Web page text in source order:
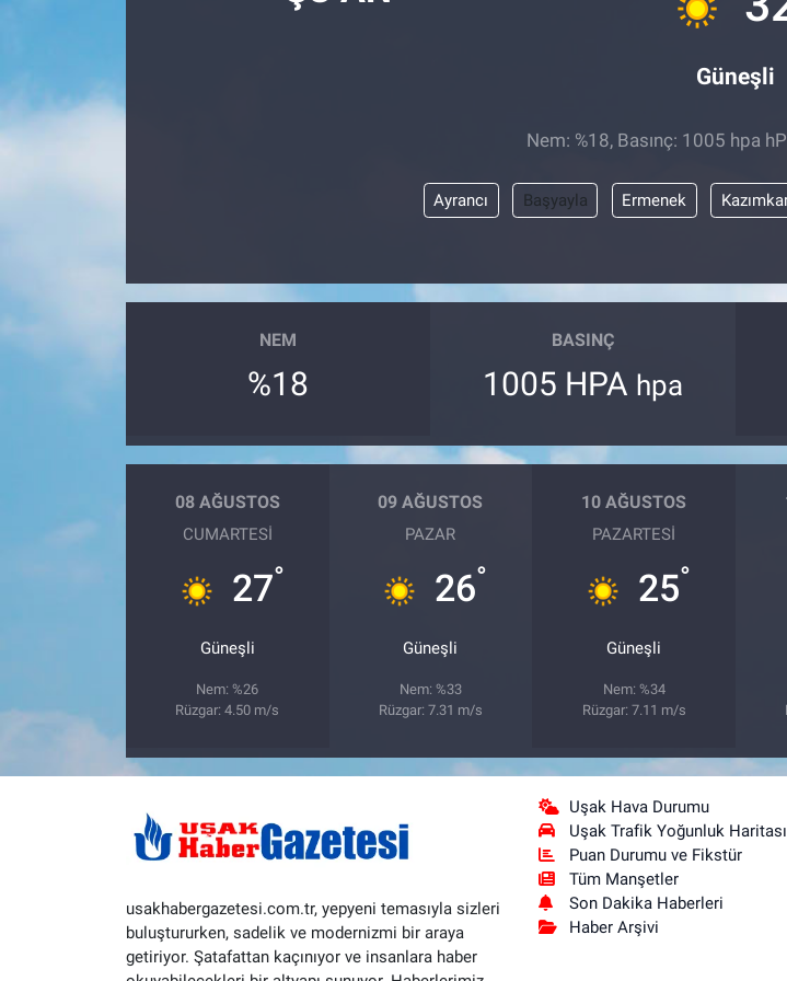
Güneşli
Nem: %18, Basınç: 1005 hpa
Ayrancı Başyayla Ermenek
NEM
%18
BASINÇ
1005 HPA hpa
08 AĞUSTOS
CUMARTESI
27°
Güneşli
Nem: %26
Rüzgar: 4.50 m/s
09 AĞUSTOS
PAZAR
26°
Güneşli
Nem: %33
Rüzgar: 7.31 m/s
10 AĞUSTOS
PAZARTESI
25°
Güneşli
Nem: %34
Rüzgar: 7.11 m/s
usakhabergazetesi.com.tr, yepyeni temasıyla sizleri
buluştururken, sadelik ve modernizmi bir araya
getiriyor. Şatafattan kaçınıyor ve insanlara haber
Uşak Hava Durumu
Uşak Trafik Yoğunluk Haritası
Puan Durumu ve Fikstür
Tüm Manşetler
Son Dakika Haberleri
Haber Arşivi
Resmi İlanlar